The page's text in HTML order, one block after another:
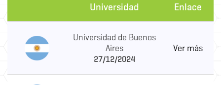
Universidad Enlace
Universidad de Buenos
Aires
27/12/2024
Ver más